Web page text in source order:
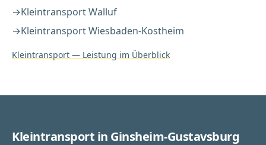
→KleintransportWalluf
→KleintransportWiesbaden-Kostheim
Kleintransport — Leistung im Überblick
Kleintransport in Ginsheim-Gustavsburg